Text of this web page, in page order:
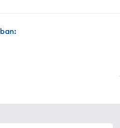
nagyon jól
valamint rendkívül